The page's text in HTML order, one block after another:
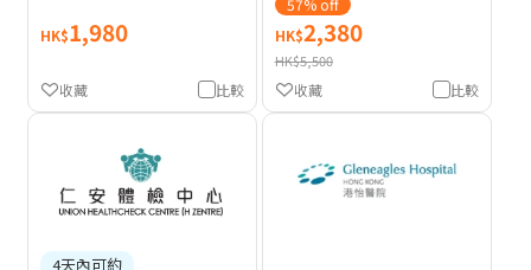
HK$1,980
比較
收藏
57% off
HK$2,380
HK$5,500
比較
收藏
4天內可約